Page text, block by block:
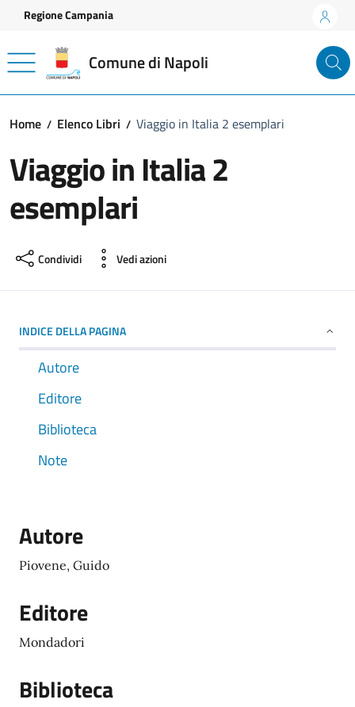
Vai ai contenuti
Vai al footer
Regione Campania
Comune di Napoli
Home Elenco Libri Viaggio in Italia 2 esemplari
Viaggio in Italia 2
esemplari
Condividi Vedi azioni
INDICE DELLA PAGINA
Autore
Editore
Biblioteca
Note
Autore
Piovene, Guido
Editore
Mondadori
Biblioteca